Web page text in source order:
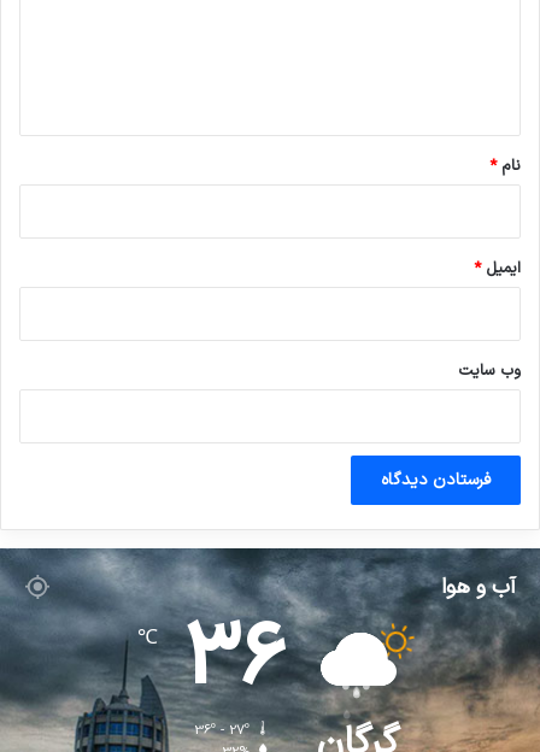
نام*
ایمیل*
وب‌ سایت
آب و هوا
36
℃
36º - 27º